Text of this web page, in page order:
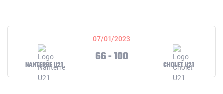
07/01/2023
NANTERRE U21
66 - 100
CHOLET U21